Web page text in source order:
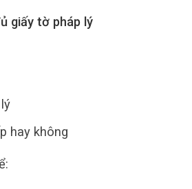
giấy tờ pháp lý
hay không